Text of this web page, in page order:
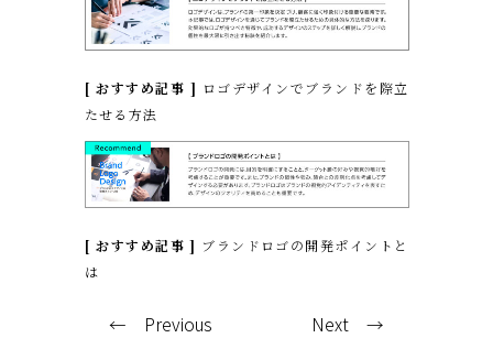
[ おすすめ記事 ] ロゴデザインでブランドを際立
たせる方法
[ おすすめ記事 ] ブランドロゴの開発ポイントと
は
← Previous Next →